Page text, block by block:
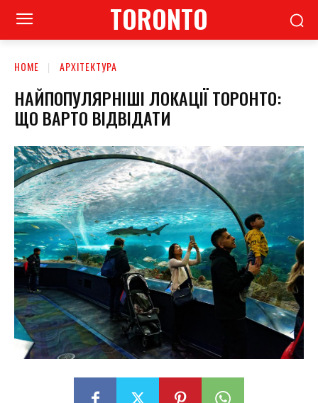
TORONTO
HOME АРХІТЕКТУРА
НАЙПОПУЛЯРНІШІ ЛОКАЦІЇ ТОРОНТО:
ЩО ВАРТО ВІДВІДАТИ